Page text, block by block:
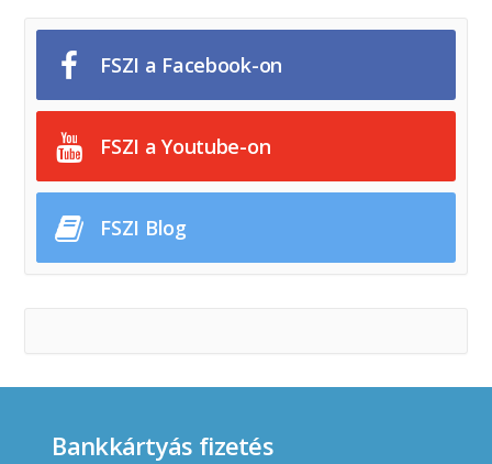
FSZI a Facebook-on
FSZI a Youtube-on
FSZI Blog
Bankkártyás fizetés